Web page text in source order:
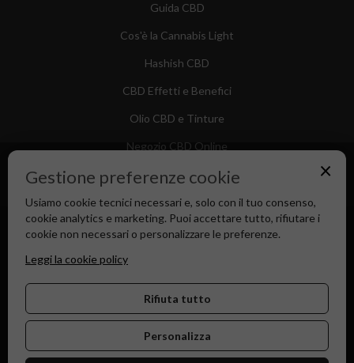
Guida CBD
Cos'è la Cannabis Light
Hashish CBD
CBD Effetti e Benefici
Olio CBD e Tinture
Negozio CBD Online
×
Gestione preferenze cookie
Usiamo cookie tecnici necessari e, solo con il tuo consenso,
cookie analytics e marketing. Puoi accettare tutto, rifiutare i
cookie non necessari o personalizzare le preferenze.
Leggi la cookie policy
Rifiuta tutto
Personalizza
Canapa Market - Il tuo Shop di Fiducia dal 2018